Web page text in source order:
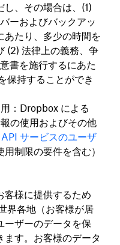
し、その場合は、(1)
ーおよびバックアッ
あたり、多少の時間を
(2) 法律上の義務、争
書を施行するにあた
保持することができ
：Dropbox による
の使用およびその他
サービスのユーザ
用制限の要件を含む）
客様に提供するため
界各地（お客様が居
ーザーのデータを保
す。お客様のデータ